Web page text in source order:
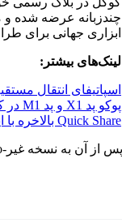
چندزبانه عرضه شده و
ابزاری جهانی برای
لینک‌های بیشتر:
اسپاتیفای انتقال
پوکو پد X1 و پد M1 در کنار سری پوکو F8 عرضه می‌شوند
Quick Share بالاخره با ایردراپ اپل سازگار شد